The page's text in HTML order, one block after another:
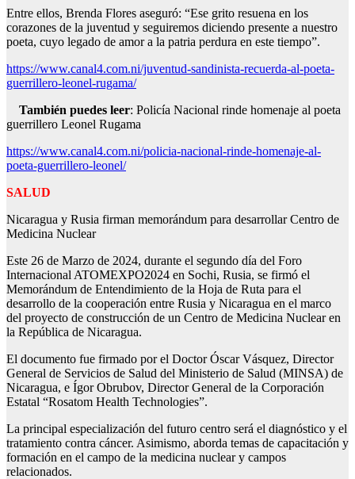
Entre ellos, Brenda Flores aseguró: “Ese grito resuena en los
corazones de la juventud y seguiremos diciendo presente a nuestro
poeta, cuyo legado de amor a la patria perdura en este tiempo”.
https://www.canal4.com.ni/juventud-sandinista-recuerda-al-poeta-
guerrillero-leonel-rugama/
También puedes leer: Policía Nacional rinde homenaje al poeta
guerrillero Leonel Rugama
https://www.canal4.com.ni/policia-nacional-rinde-homenaje-al-
poeta-guerrillero-leonel/
SALUD
Nicaragua y Rusia firman memorándum para desarrollar Centro de
Medicina Nuclear
Este 26 de Marzo de 2024, durante el segundo día del Foro
Internacional ATOMEXPO2024 en Sochi, Rusia, se firmó el
Memorándum de Entendimiento de la Hoja de Ruta para el
desarrollo de la cooperación entre Rusia y Nicaragua en el marco
del proyecto de construcción de un Centro de Medicina Nuclear en
la República de Nicaragua.
El documento fue firmado por el Doctor Óscar Vásquez, Director
General de Servicios de Salud del Ministerio de Salud (MINSA) de
Nicaragua, e Ígor Obrubov, Director General de la Corporación
Estatal “Rosatom Health Technologies”.
La principal especialización del futuro centro será el diagnóstico y el
tratamiento contra cáncer. Asimismo, aborda temas de capacitación y
formación en el campo de la medicina nuclear y campos
relacionados.